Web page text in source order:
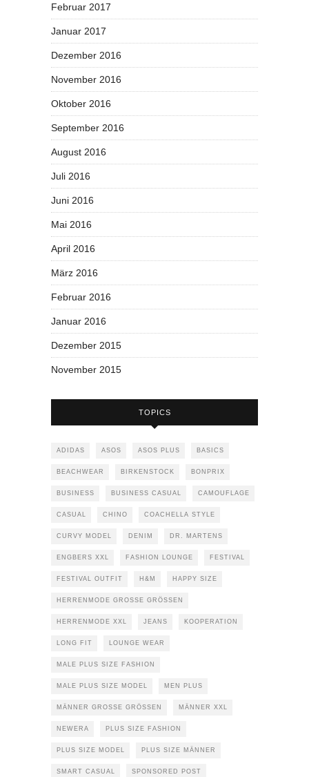
Februar 2017
Januar 2017
Dezember 2016
November 2016
Oktober 2016
September 2016
August 2016
Juli 2016
Juni 2016
Mai 2016
April 2016
März 2016
Februar 2016
Januar 2016
Dezember 2015
November 2015
TOPICS
ADIDAS ASOS ASOS PLUS BASICS
BEACHWEAR BIRKENSTOCK BONPRIX
BUSINESS BUSINESS CASUAL CAMOUFLAGE
CASUAL CHINO COACHELLA STYLE
CURVY MODEL DENIM DR. MARTENS
ENGBERS XXL FASHION LOUNGE FESTIVAL
FESTIVAL OUTFIT H&M HAPPY SIZE
HERRENMODE GROSSE GRÖSSEN
HERRENMODE XXL JEANS KOOPERATION
LONG FIT LOUNGE WEAR
MALE PLUS SIZE FASHION
MALE PLUS SIZE MODEL MEN PLUS
MÄNNER GROSSE GRÖSSEN MÄNNER XXL
NEWERA PLUS SIZE FASHION
PLUS SIZE MODEL PLUS SIZE MÄNNER
SMART CASUAL SPONSORED POST